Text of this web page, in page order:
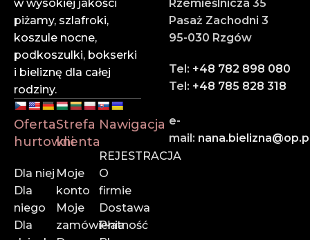
Zespół doświadczonych doradców służy pomocą na
każdym etapie zamówienia.
✔ Szybka wysyłka
Dzięki sprawnej logistyce i współpracy z
renomowanymi firmami kurierskimi – Twoje
zamówienie dotrze na czas.
Zaufaj liderowi w branży hurtowej bielizny online.
Rzemieślnicza 35, Pasaż Zachodni 3, 95-030 Rzgów
785 828 318
w wysokiej jakości
piżamy, szlafroki,
koszule nocne,
podkoszulki, bokserki
i bieliznę dla całej
rodziny.
Oferta
hurtowni
Dla niej
Dla
niego
Dla
Strefa
klienta
Moje
konto
Moje
zamówienia
Nawigacja
REJESTRACJA
O
firmie
Dostawa
Płatność
Rzemieślnicza 35
Pasaż Zachodni 3
95-030 Rzgów
Tel: +48 782 898 080
Tel: +48 785 828 318
e-
mail: